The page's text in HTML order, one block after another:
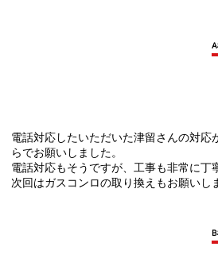
電話対応したいただいた津留さんの対応
らでお願いしました。
電話対応もそうですが、工事も非常に丁
次回はガスコンロの取り換えもお願いし